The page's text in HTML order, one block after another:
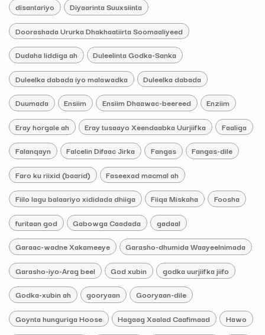
disantariyo Diyaarinta Suuxsiinta
Doorashada Ururka Dhakhaatiirta Soomaaliyeed
Dudaha liddiga ah Duleelinta Godka-Sanka
Duleelka dabada iyo malawadka Duleelka dabada
Duumada Ensiim Ensiim Dhaawac-beereed Enziim
Eray horgale ah Eray tusaayo Xeendaabka Uurjiifka Faaliga
Falanqayn Falcelin Difaac Jirka Fangas Fangas-dile
Faro ku riixid (baarid) Faseexad macmal ah
Fiilo lagu balaariyo xididada dhiiga Fiiqa Miskaha Foosha
furitaan god Gabowga Caadada gadaal
Garaac-wadne Xakameeye Garasho-dhumida Waayeelnimada
Garasho-iyo-Arag beel God xubin godka uurjiifka jiifo
Godka-xubin ah gooryaan Gooryaan-dile
Goynta hunguriga Hoose Hagaag Xaalad Caafimaad Hawo